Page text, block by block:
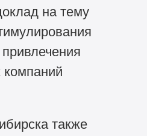
на тему
компаний
также